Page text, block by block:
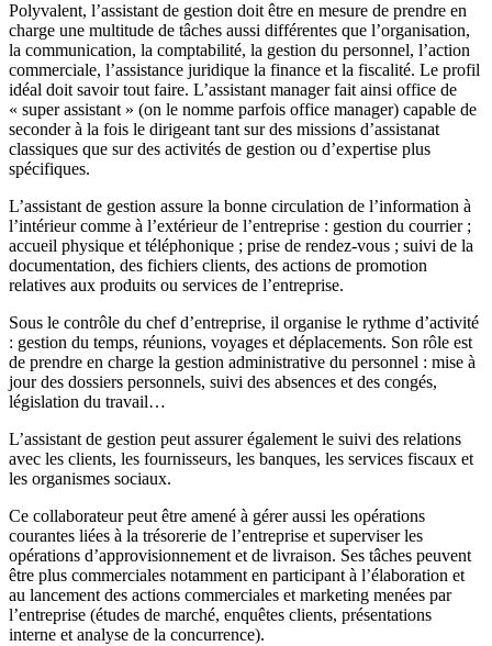
Polyvalent, l’assistant de gestion doit être en mesure de prendre en
charge une multitude de tâches aussi différentes que l’organisation,
la communication, la comptabilité, la gestion du personnel, l’action
commerciale, l’assistance juridique la finance et la fiscalité. Le profil
idéal doit savoir tout faire. L’assistant manager fait ainsi office de
« super assistant » (on le nomme parfois office manager) capable de
seconder à la fois le dirigeant tant sur des missions d’assistanat
classiques que sur des activités de gestion ou d’expertise plus
spécifiques.
L’assistant de gestion assure la bonne circulation de l’information à
l’intérieur comme à l’extérieur de l’entreprise : gestion du courrier ;
accueil physique et téléphonique ; prise de rendez-vous ; suivi de la
documentation, des fichiers clients, des actions de promotion
relatives aux produits ou services de l’entreprise.
Sous le contrôle du chef d’entreprise, il organise le rythme d’activité
: gestion du temps, réunions, voyages et déplacements. Son rôle est
de prendre en charge la gestion administrative du personnel : mise à
jour des dossiers personnels, suivi des absences et des congés,
législation du travail…
L’assistant de gestion peut assurer également le suivi des relations
avec les clients, les fournisseurs, les banques, les services fiscaux et
les organismes sociaux.
Ce collaborateur peut être amené à gérer aussi les opérations
courantes liées à la trésorerie de l’entreprise et superviser les
opérations d’approvisionnement et de livraison. Ses tâches peuvent
être plus commerciales notamment en participant à l’élaboration et
au lancement des actions commerciales et marketing menées par
l’entreprise (études de marché, enquêtes clients, présentations
interne et analyse de la concurrence).